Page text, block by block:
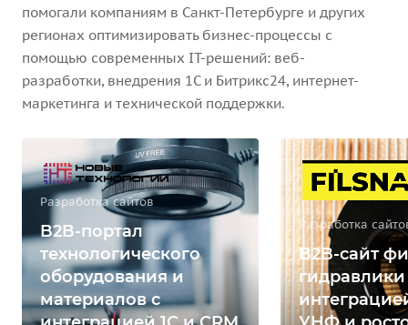
помогали компаниям в Санкт-Петербурге и других
регионах оптимизировать бизнес-процессы с
помощью современных IT-решений: веб-
разработки, внедрения 1С и Битрикс24, интернет-
маркетинга и технической поддержки.
Разработка сайтов
B2B-портал
технологического
оборудования и
материалов с
Разработка
B2B-сайт
гидравлики